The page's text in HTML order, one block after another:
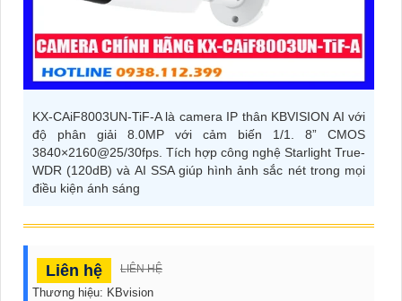
KX-CAiF8003UN-TiF-A là camera IP thân KBVISION AI với
độ phân giải 8.0MP với cảm biến 1/1. 8” CMOS
3840×2160@25/30fps. Tích hợp công nghệ Starlight True-
WDR (120dB) và AI SSA giúp hình ảnh sắc nét trong mọi
điều kiện ánh sáng
Liên hệ LIÊN HỆ
Thương hiệu: KBvision